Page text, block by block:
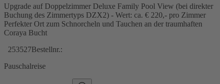
Upgrade auf Doppelzimmer Deluxe Family Pool View (bei direkter
Buchung des Zimmertyps DZX2) - Wert: ca. € 220,- pro Zimmer
Perfekter Ort zum Schnorcheln und Tauchen an der traumhaften
Coraya Bucht
253527Bestellnr.:
Pauschalreise